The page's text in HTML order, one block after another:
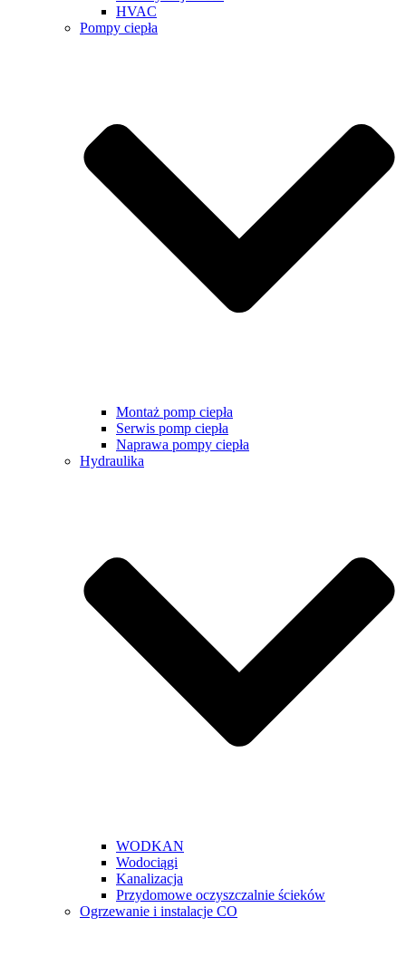
HVAC
Pompy ciepła
Montaż pomp ciepła
Serwis pomp ciepła
Naprawa pompy ciepła
Hydraulika
WODKAN
Wodociągi
Kanalizacja
Przydomowe oczyszczalnie ścieków
Ogrzewanie i instalacje CO